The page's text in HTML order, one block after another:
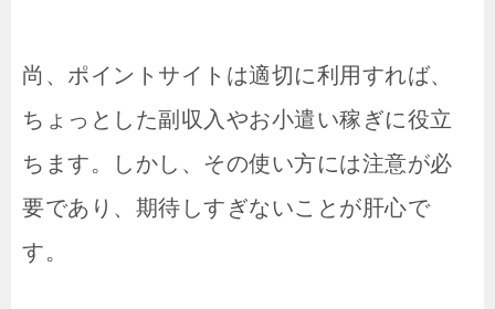
尚、ポイントサイトは適切に利用すれば、
ちょっとした副収入やお小遣い稼ぎに役立
ちます。しかし、その使い方には注意が必
要であり、期待しすぎないことが肝心で
す。